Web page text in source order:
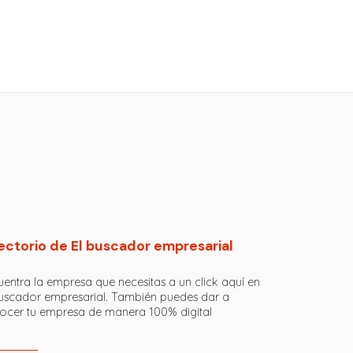
de El buscador empresarial
la empresa que necesitas a un click aquí en
empresarial. También puedes dar a
tu empresa de manera 100% digital